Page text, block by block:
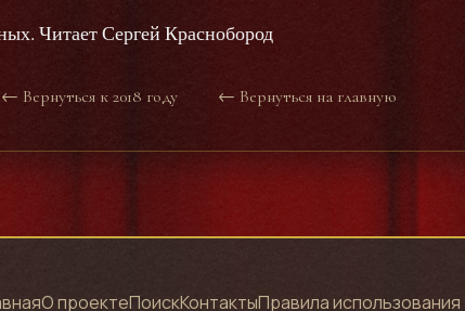
Читает Сергей Краснобород
← Вернуться к 2018 году ← Вернуться на главную
О проектеПоискКонтактыПравила использования